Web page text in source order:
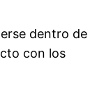
dentro de
con los